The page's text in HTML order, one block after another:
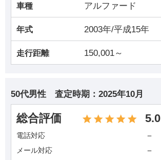
車種 アルファード
年式 2003年/平成15年
走行距離 150,001～
50代男性 査定時期： 2025年10月
総合評価 5.0
電話対応 －
メール対応 －